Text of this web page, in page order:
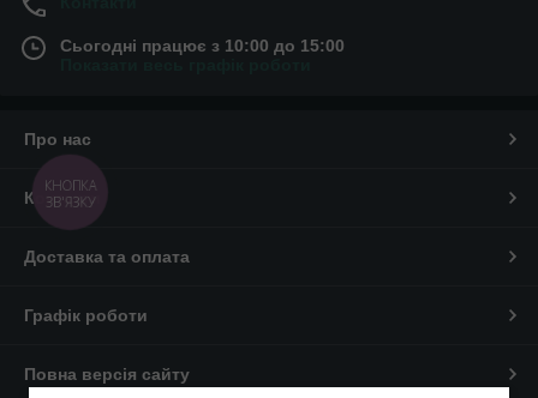
Сьогодні працює з 10:00 до 15:00
Про нас
Контакти
Доставка та оплата
Графік роботи
Повна версія сайту
КНОПКА
ЗВ'ЯЗКУ